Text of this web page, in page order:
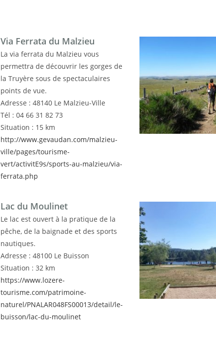
Via Ferrata du Malzieu
La via ferrata du Malzieu vous
permettra de découvrir les gorges de
la Truyère sous de spectaculaires
points de vue.
Adresse : 48140 Le Malzieu-Ville
Tél : 04 66 31 82 73
Situation : 15 km
http://www.gevaudan.com/malzieu-
ville/pages/tourisme-
vert/activitE9s/sports-au-malzieu/via-
ferrata.php
Lac du Moulinet
Le lac est ouvert à la pratique de la
pêche, de la baignade et des sports
nautiques.
Adresse : 48100 Le Buisson
Situation : 32 km
https://www.lozere-
tourisme.com/patrimoine-
naturel/PNALAR048FS00013/detail/le-
buisson/lac-du-moulinet